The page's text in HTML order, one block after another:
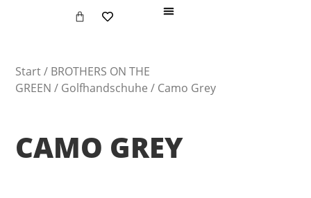
Start/ BROTHERS ON THE
GREEN / Golfhandschuhe / Camo Grey
CAMO GREY